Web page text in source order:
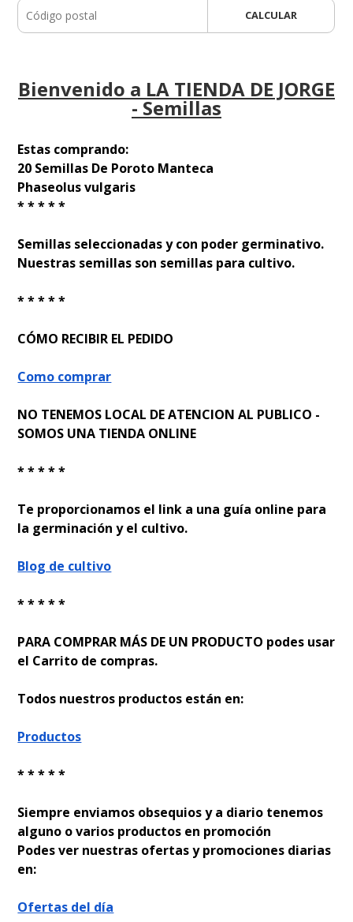
CALCULAR
Bienvenido a LA TIENDA DE JORGE
- Semillas
Estas comprando:
20 Semillas De Poroto Manteca
Phaseolus vulgaris
* * * * *
Semillas seleccionadas y con poder germinativo.
Nuestras semillas son semillas para cultivo.
* * * * *
CÓMO RECIBIR EL PEDIDO
Como comprar
NO TENEMOS LOCAL DE ATENCION AL PUBLICO -
SOMOS UNA TIENDA ONLINE
* * * * *
Te proporcionamos el link a una guía online para
la germinación y el cultivo.
Blog de cultivo
* * * * *
PARA COMPRAR MÁS DE UN PRODUCTO podes usar
el Carrito de compras.
Todos nuestros productos están en:
Productos
* * * * *
Siempre enviamos obsequios y a diario tenemos
alguno o varios productos en promoción
Podes ver nuestras ofertas y promociones diarias
en:
Ofertas del día